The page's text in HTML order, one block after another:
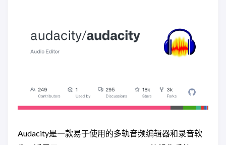
Audacity是一款易于使用的多轨音频编辑器和录音软